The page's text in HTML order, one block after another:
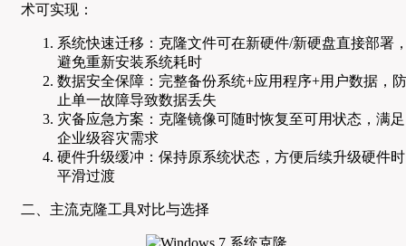
术可实现：
系统快速迁移：克隆文件可在新硬件/新硬盘直接部署
避免重新安装系统耗时
数据安全保障：完整备份系统+应用程序+用户数据，防
止单一故障导致数据丢失
灾备应急方案：克隆镜像可随时恢复至可用状态，满足
企业级容灾需求
硬件升级缓冲：保持原系统状态，方便后续升级硬件时
平滑过渡
二、主流克隆工具对比与选择